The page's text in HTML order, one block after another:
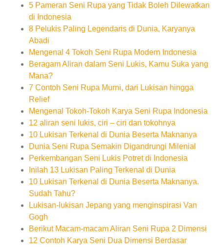
5 Pameran Seni Rupa yang Tidak Boleh Dilewatkan
di Indonesia
8 Pelukis Paling Legendaris di Dunia, Karyanya
Abadi
Mengenal 4 Tokoh Seni Rupa Modern Indonesia
Beragam Aliran dalam Seni Lukis, Kamu Suka yang
Mana?
7 Contoh Seni Rupa Murni, dari Lukisan hingga
Relief
Mengenal Tokoh-Tokoh Karya Seni Rupa Indonesia
12 aliran seni lukis, ciri – ciri dan tokohnya
10 Lukisan Terkenal di Dunia Beserta Maknanya
Dunia Seni Rupa Semakin Digandrungi Milenial
Perkembangan Seni Lukis Potret di Indonesia
Inilah 13 Lukisan Paling Terkenal di Dunia
10 Lukisan Terkenal di Dunia Beserta Maknanya.
Sudah Tahu?
Lukisan-lukisan Jepang yang menginspirasi Van
Gogh
Berikut Macam-macam Aliran Seni Rupa 2 Dimensi
12 Contoh Karya Seni Dua Dimensi Berdasar